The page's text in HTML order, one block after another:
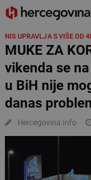
NIS UPRAVLJA S VIŠE OD
MUKE ZA
vikenda se
u BiH nije
danas
Hercegovina.info